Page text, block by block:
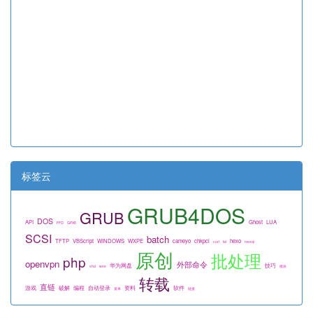
标签云
API DOS FFO GPXE GRUBGRUB4DOS Ghost LUA
SCSI TFTP VBScript WINDOWS WXPE batch cameyo chkpci curl fat hexo mssql
openvpn php vhd wee 华为网盘 原创 外部命令 批处理 技巧 模块
游戏 直链 破解 编程 自动登录 菜单 资料 转载 软件 链接